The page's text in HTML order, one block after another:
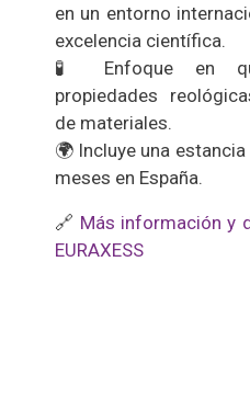
en un entorno
excelencia científica.
🧪 Enfoque en
propiedades
de materiales.
🌍 Incluye una
meses en España.
🔗 Más información y
EURAXESS